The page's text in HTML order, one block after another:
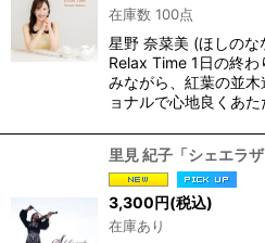
在庫数 100点
星野 奈菜美 (ほしの
Relax Time 1日の終
みながら、紅葉の並
ョナルで心地良くあ
里見 紀子「シェエラザ
3,300円(税込)
在庫あり